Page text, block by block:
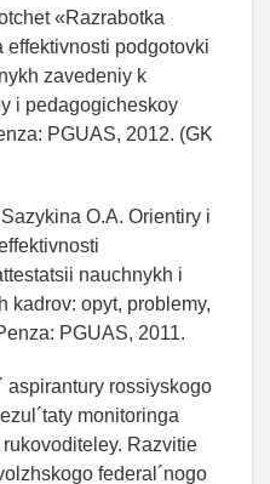
«Razrabotka
podgotovki
zavedeniy k
i pedagogicheskoy
PGUAS, 2012. (GK
O.A. Orientiry i
nauchnykh i
kadrov: opyt, problemy,
PGUAS, 2011.
aspirantury rossiyskogo
monitoringa
Razvitie
federal´nogo